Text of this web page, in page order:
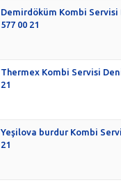
Demirdöküm Kombi Servisi
577 00 21
Thermex Kombi Servisi
21
Yeşilova burdur Kombi
21